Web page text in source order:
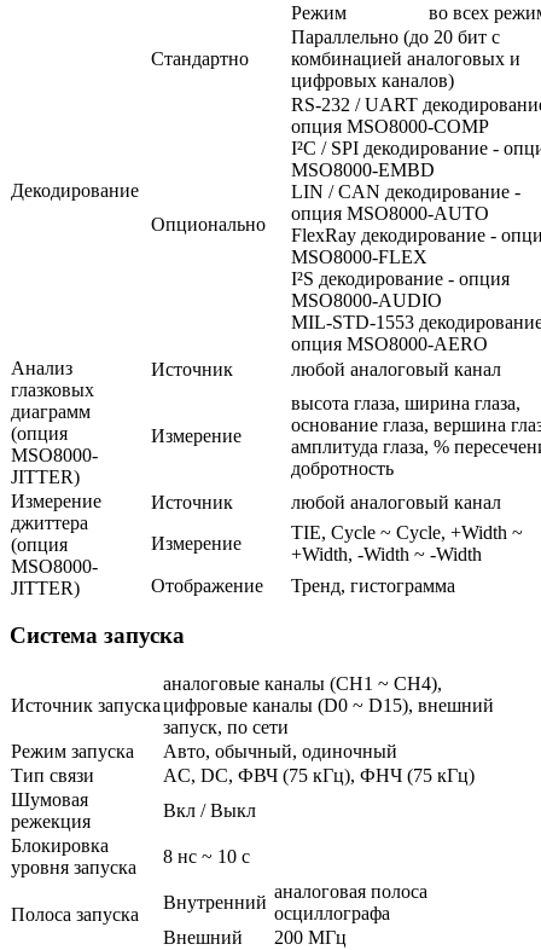
Режим
во всех
Декодирование
Стандартно
Параллельно (до 20 бит с
комбинацией аналоговых и
цифровых каналов)
Опционально
RS-232 / UART
опция MSO8000-COMP
I²C / SPI декодирование -
MSO8000-EMBD
LIN / CAN декодирование -
опция MSO8000-AUTO
FlexRay декодирование -
MSO8000-FLEX
I²S декодирование - опция
MSO8000-AUDIO
MIL-STD-1553
опция MSO8000-AERO
Анализ
глазковых
диаграмм
(опция
MSO8000-
JITTER)
Источник любой аналоговый канал
Измерение
высота глаза, ширина глаза,
основание глаза, вершина
амплитуда глаза, %
добротность
Измерение
джиттера
(опция
MSO8000-
JITTER)
Источник
любой аналоговый канал
Измерение
TIE, Cycle ~ Cycle, +Width ~
+Width, -Width ~ -Width
Отображение
Тренд, гистограмма
Система запуска
Источник запуска
аналоговые каналы (CH1 ~ CH4),
цифровые каналы (D0 ~ D15), внешний
запуск, по сети
Режим запуска
Авто, обычный, одиночный
Тип связи
AC, DC, ФВЧ (75 кГц), ФНЧ (75 кГц)
Шумовая
режекция
Вкл / Выкл
Блокировка
уровня запуска
8 нс ~ 10 с
Полоса запуска
Внутренний
аналоговая полоса
осциллографа
Внешний
200 МГц